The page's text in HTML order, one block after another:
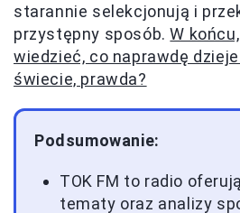
starannie selekcjonują i
przystępny sposób.W
wiedzieć, co naprawdę
świecie, prawda?
Podsumowanie:
TOK FM to radio
tematy oraz analizy